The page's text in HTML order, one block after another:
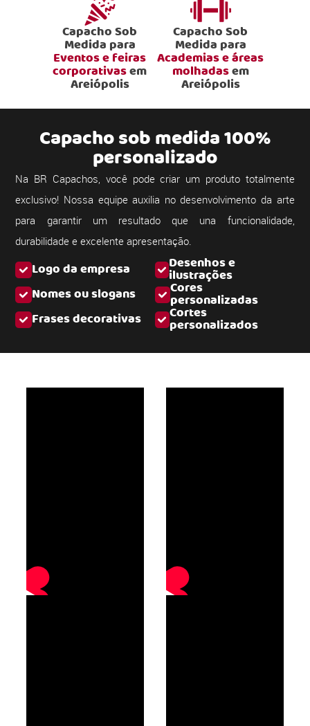
Capacho Sob
Medida para
Eventos e feiras
corporativasem
Areiópolis
Capacho Sob
Medida para
Academias e áreas
molhadasem
Areiópolis
Logo da empresa Desenhos e
ilustrações
Nomes ou slogans
Cores
personalizadas
Frases decorativas
Cortes
personalizados
Capacho sob medida 100%
personalizado
Na BR Capachos, você pode criar um produto totalmente
exclusivo! Nossa equipe auxilia no desenvolvimento da arte
para garantir um resultado que una funcionalidade,
durabilidade e excelente apresentação.